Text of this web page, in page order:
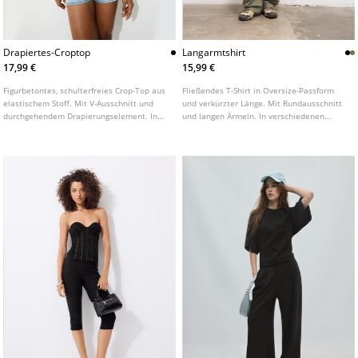
Drapiertes-Croptop
17,99 €
Figurbetontes, schulterfreies Crop-Top aus
elastischem Stoff. Mit V-Ausschnitt und
durchgehendem Drapierungselement. In
Langarmtshirt
15,99 €
Fließendes T-Shirt in Oversize-Passform
und verkürzter Länge. Mit Rundausschnitt
und langen Ärmeln. In verschiedenen